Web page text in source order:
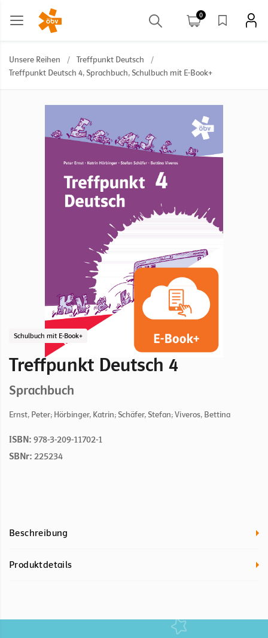
0
Unsere Reihen / Treffpunkt Deutsch
/
Treffpunkt Deutsch 4, Sprachbuch, Schulbuch mit E-Book+
Schulbuch mit E-Book+
Treffpunkt Deutsch 4
Sprachbuch
Ernst, Peter; Hörbinger, Katrin; Schäfer, Stefan; Viveros, Bettina
ISBN: 978-3-209-11702-1
SBNr: 225234
Beschreibung
Produktdetails